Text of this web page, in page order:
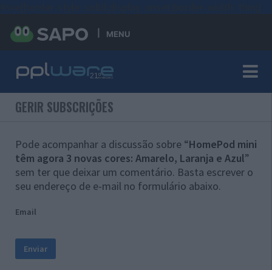
MENU
GERIR SUBSCRIÇÕES
Pode acompanhar a discussão sobre “HomePod mini
têm agora 3 novas cores: Amarelo, Laranja e Azul”
sem ter que deixar um comentário. Basta escrever o
seu endereço de e-mail no formulário abaixo.
Email